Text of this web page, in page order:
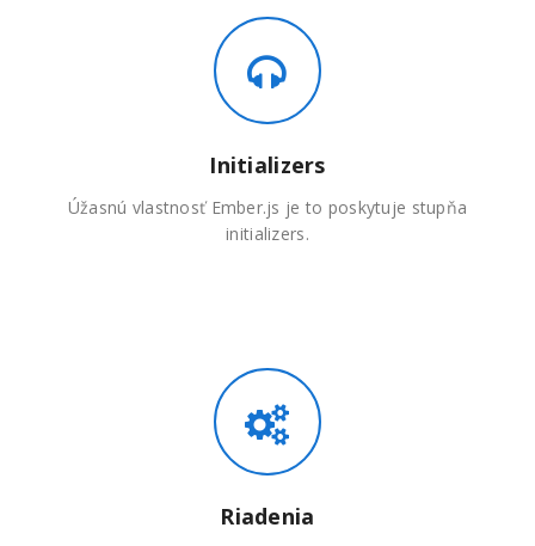
Initializers
Úžasnú vlastnosť Ember.js je to poskytuje stupňa
initializers.
Riadenia